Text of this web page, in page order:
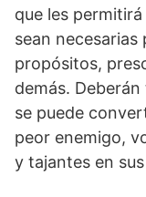
que les
sean necesarias
propósitos,
demás.
se puede
peor enemigo,
y tajantes en